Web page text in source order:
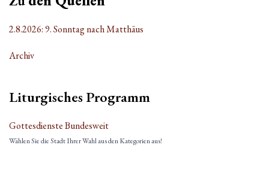
2.8.2026: 9. Sonntag nach Matthäus
Archiv
Liturgisches Programm
Gottesdienste Bundesweit
Wählen Sie die Stadt Ihrer Wahl aus den Kategorien aus!